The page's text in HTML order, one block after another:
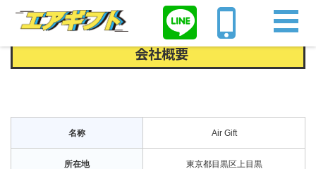
Home 会社概要
会社概要
名称 Air Gift
所在地 東京都目黒区上目黒